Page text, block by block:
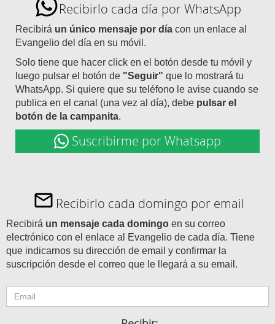
Recibirlo cada día por WhatsApp
Recibirá un único mensaje por día con un enlace al
Evangelio del día en su móvil.
Solo tiene que hacer click en el botón desde tu móvil y
luego pulsar el botón de "Seguir" que lo mostrará tu
WhatsApp. Si quiere que su teléfono le avise cuando se
publica en el canal (una vez al día), debe pulsar el
botón de la campanita.
Suscribirme por Whatsapp
Recibirlo cada domingo por email
Recibirá un mensaje cada domingo en su correo
electrónico con el enlace al Evangelio de cada día. Tiene
que indicarnos su dirección de email y confirmar la
suscripción desde el correo que le llegará a su email.